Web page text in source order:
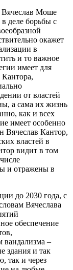
Вячеслав Моше
деле борьбы с
окажет
в
и то важное
имеет для
Кантора,
от властей
а сама их жизнь
как и всех
имеет особенно
Вячеслав Кантор,
властей в
видит в том
и отражены в
до 2030 года, с
Вячеслава
обеспечение
вандализма –
здания и так
так и через